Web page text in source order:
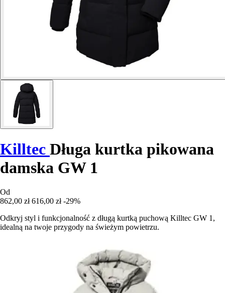
Killtec Długa kurtka pikowana
damska GW 1
Od
862,00 zł 616,00 zł -29%
Odkryj styl i funkcjonalność z długą kurtką puchową Killtec GW 1,
idealną na twoje przygody na świeżym powietrzu.